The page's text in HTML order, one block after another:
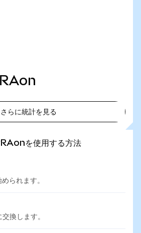
さらに統計を見る
を使用する方法
られます。
換します。